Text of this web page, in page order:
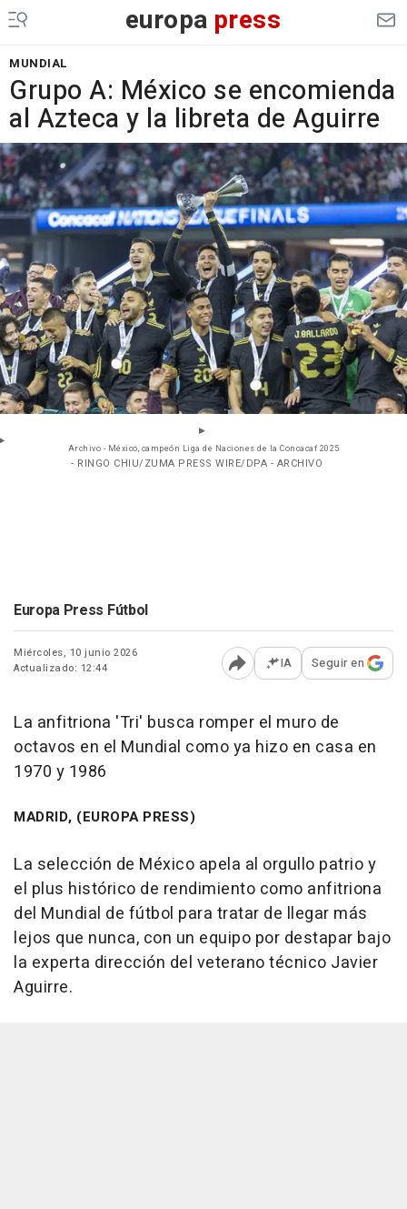
europa press
MUNDIAL
Grupo A: México se encomienda
al Azteca y la libreta de Aguirre
Archivo - México, campeón Liga de Naciones de la Concacaf 2025
- RINGO CHIU/ZUMA PRESS WIRE/DPA - ARCHIVO
Europa Press Fútbol
Miércoles, 10 junio 2026
Actualizado: 12:44
Abrir opciones para
IA Seguir en
La anfitriona 'Tri' busca romper el muro de
octavos en el Mundial como ya hizo en casa en
1970 y 1986
MADRID, (EUROPA PRESS)
La selección de México apela al orgullo patrio y
el plus histórico de rendimiento como anfitriona
del Mundial de fútbol para tratar de llegar más
lejos que nunca, con un equipo por destapar bajo
la experta dirección del veterano técnico Javier
Aguirre.